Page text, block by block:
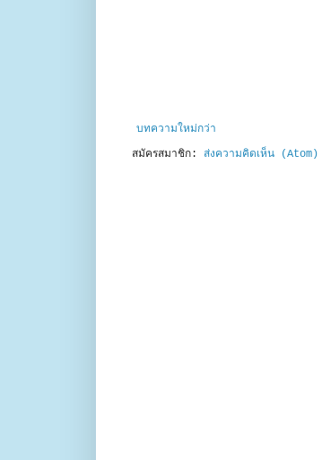
บทความใหม่กว่า
สมัครสมาชิก: ส่งความคิดเห็น (Atom)